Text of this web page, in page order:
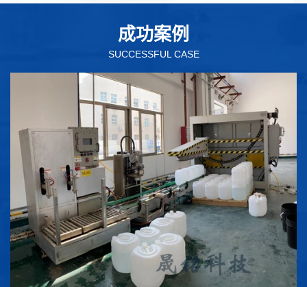
成功案例
SUCCESSFUL CASE